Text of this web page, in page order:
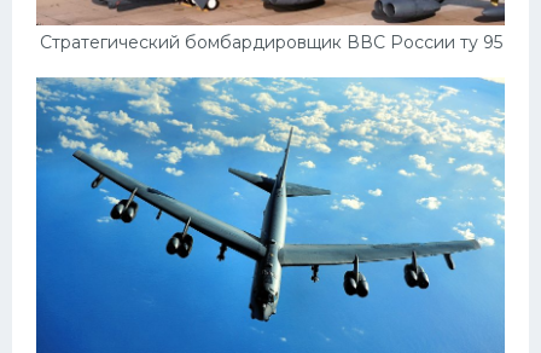
Стратегический бомбардировщик ВВС России ту 95